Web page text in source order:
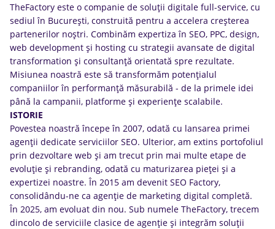
TheFactory este o companie de soluții digitale full-service, cu
sediul în București, construită pentru a accelera creșterea
partenerilor noștri. Combinăm expertiza în SEO, PPC, design,
web development și hosting cu strategii avansate de digital
transformation și consultanță orientată spre rezultate.
Misiunea noastră este să transformăm potențialul
companiilor în performanță măsurabilă - de la primele idei
până la campanii, platforme și experiențe scalabile.
ISTORIE
Povestea noastră începe în 2007, odată cu lansarea primei
agenții dedicate serviciilor SEO. Ulterior, am extins portofoliul
prin dezvoltare web și am trecut prin mai multe etape de
evoluție și rebranding, odată cu maturizarea pieței și a
expertizei noastre. În 2015 am devenit SEO Factory,
consolidându-ne ca agenție de marketing digital completă.
În 2025, am evoluat din nou. Sub numele TheFactory, trecem
dincolo de serviciile clasice de agenție și integrăm soluții